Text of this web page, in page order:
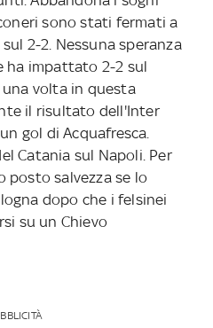
sono stati fermati a
2-2. Nessuna speranza
ha impattato 2-2 sul
volta in questa
il risultato dell'Inter
gol di Acquafresca.
Catania sul Napoli. Per
salvezza se lo
dopo che i felsinei
su un Chievo